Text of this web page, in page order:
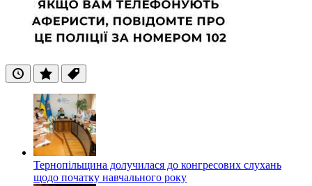
ОстанніПопулярні
Теги
Тернопільщина долучилася до конгресових слухань
щодо початку навчального року